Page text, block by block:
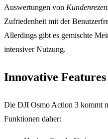
Auswertungen von
Zufriedenheit mit der
Allerdings gibt es gemischte
intensiver Nutzung.
Innovative Features
Die DJI Osmo Action 3 kommt
Funktionen daher: